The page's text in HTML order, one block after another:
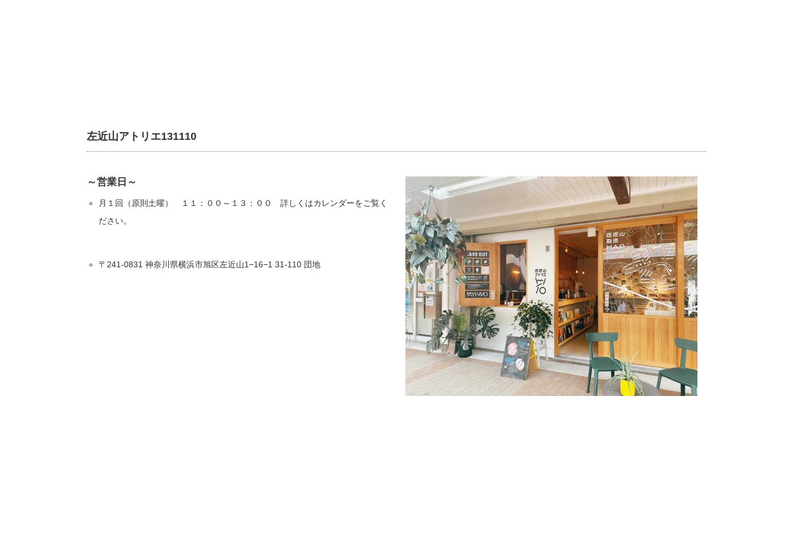
左近山アトリエ131110
～営業日～
月１回（原則土曜） １１：００～１３：００ 詳しくはカレンダーをご覧く
ださい。
〒241-0831 神奈川県横浜市旭区左近山1−16−1 31-110 団地